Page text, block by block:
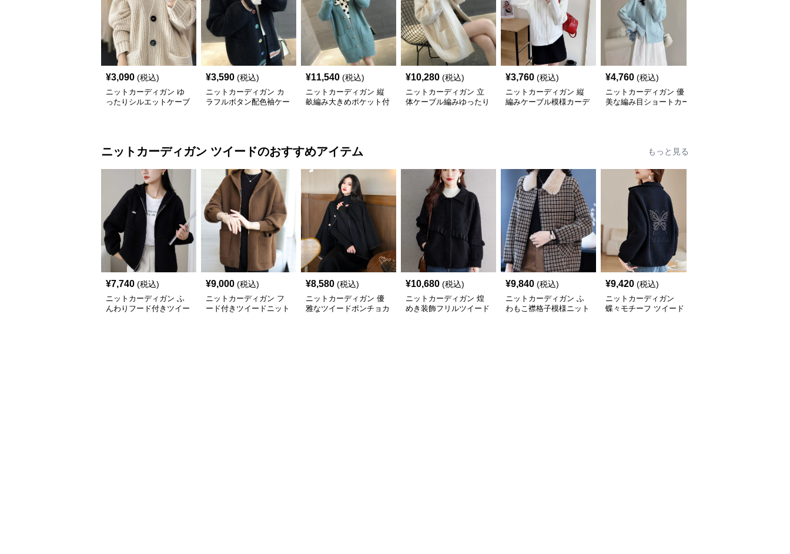
¥3,090 (税込)
ニットカーディガン ゆ
ったりシルエットケーブ
¥3,590 (税込)
ニットカーディガン カ
ラフルボタン配色袖ケー
¥11,540 (税込)
ニットカーディガン 縦
畝編み大きめポケット付
¥10,280 (税込)
ニットカーディガン 立
体ケーブル編みゆったり
¥3,760 (税込)
ニットカーディガン 縦
編みケーブル模様カーデ
¥4,760 (税込)
ニットカーディガン 優
美な編み目ショートカー
ニットカーディガン ツイードのおすすめアイテム もっと見る
¥7,740 (税込)
ニットカーディガン ふ
んわりフード付きツイー
¥9,000 (税込)
ニットカーディガン フ
ード付きツイードニット
¥8,580 (税込)
ニットカーディガン 優
雅なツイードポンチョカ
¥10,680 (税込)
ニットカーディガン 煌
めき装飾フリルツイード
¥9,840 (税込)
ニットカーディガン ふ
わもこ襟格子模様ニット
¥9,420 (税込)
ニットカーディガン
蝶々モチーフ ツイード